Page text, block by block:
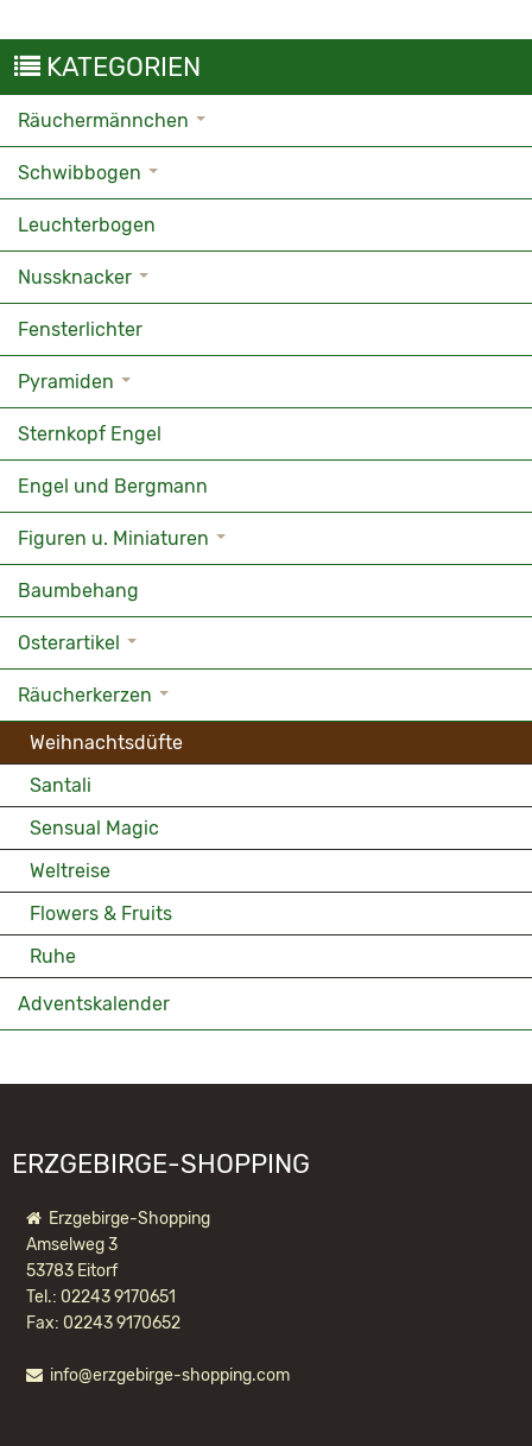
KATEGORIEN
Räuchermännchen
Schwibbogen
Leuchterbogen
Nussknacker
Fensterlichter
Pyramiden
Sternkopf Engel
Engel und Bergmann
Figuren u. Miniaturen
Baumbehang
Osterartikel
Räucherkerzen
Weihnachtsdüfte
Santali
Sensual Magic
Weltreise
Flowers & Fruits
Ruhe
Adventskalender
ERZGEBIRGE-SHOPPING
Erzgebirge-Shopping
Amselweg 3
53783 Eitorf
Tel.: 02243 9170651
Fax: 02243 9170652
info@erzgebirge-shopping.com